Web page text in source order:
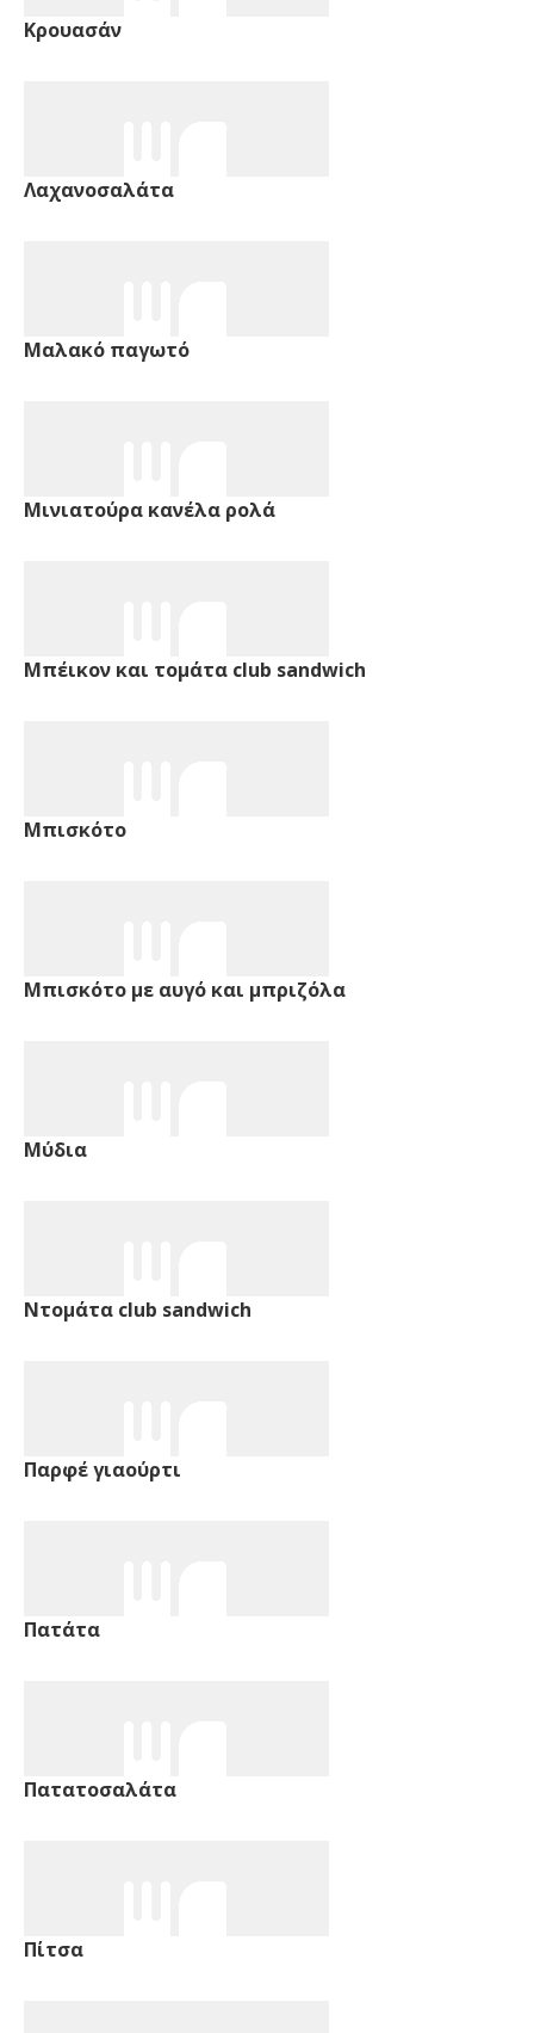
Κρουασάν
Λαχανοσαλάτα
Μαλακό παγωτό
Μινιατούρα κανέλα ρολά
Μπέικον και τομάτα club sandwich
Μπισκότο
Μπισκότο με αυγό και μπριζόλα
Μύδια
Ντομάτα club sandwich
Παρφέ γιαούρτι
Πατάτα
Πατατοσαλάτα
Πίτσα